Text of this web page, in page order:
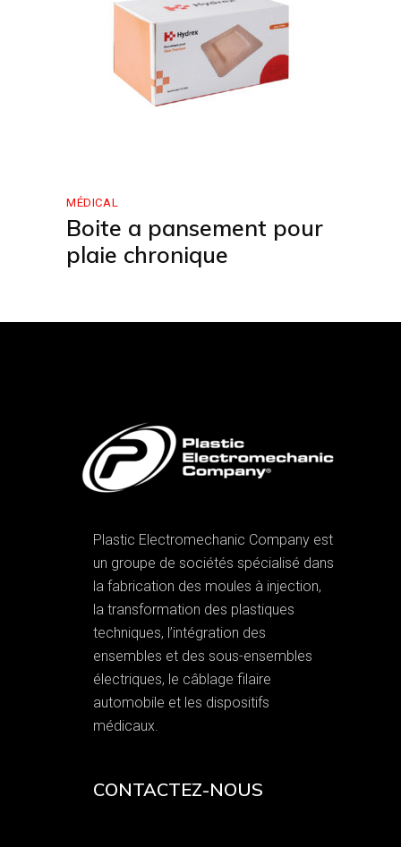
MÉDICAL
Boite a pansement pour
plaie chronique
Plastic Electromechanic Company est
un groupe de sociétés spécialisé dans
la fabrication des moules à injection,
la transformation des plastiques
techniques, l’intégration des
ensembles et des sous-ensembles
électriques, le câblage filaire
automobile et les dispositifs
médicaux.
CONTACTEZ-NOUS